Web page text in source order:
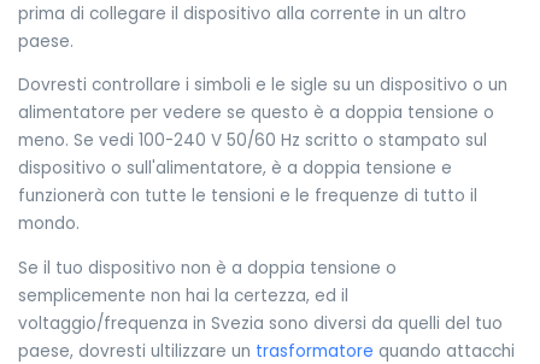
prima di collegare il dispositivo alla corrente in un altro
paese.
Dovresti controllare i simboli e le sigle su un dispositivo o un
alimentatore per vedere se questo è a doppia tensione o
meno. Se vedi 100-240 V 50/60 Hz scritto o stampato sul
dispositivo o sull'alimentatore, è a doppia tensione e
funzionerà con tutte le tensioni e le frequenze di tutto il
mondo.
Se il tuo dispositivo non è a doppia tensione o
semplicemente non hai la certezza, ed il
voltaggio/frequenza in Svezia sono diversi da quelli del tuo
paese, dovresti ultilizzare un trasformatore quando attacchi